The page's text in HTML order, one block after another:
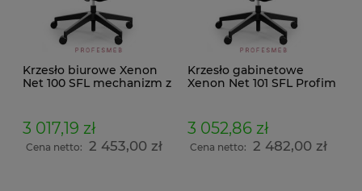
Krzesło biurowe Xenon
Net 100 SFL mechanizm z
podłokietniki i wysuw
siedziska
3 017,19 zł
Cena netto: 2 453,00 zł
Krzesło gabinetowe
Xenon Net 101 SFL Profim
oparciem lędźwiowym
wysuwem siedziska
tapicerowany
3 052,86 zł
Cena netto: 2 482,00 zł